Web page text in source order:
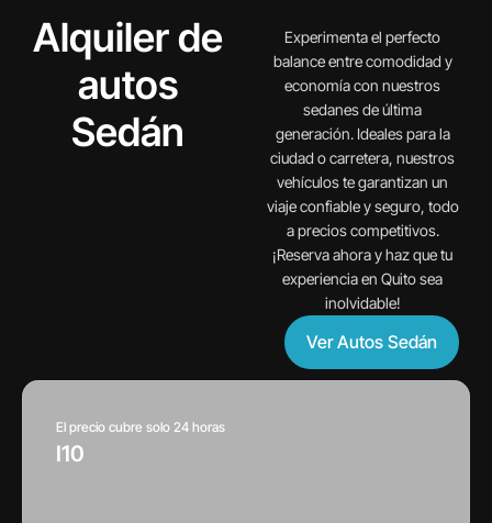
Alquiler de
autos
Sedán
Experimenta el perfecto
balance entre comodidad y
economía con nuestros
sedanes de última
generación. Ideales para la
ciudad o carretera, nuestros
vehículos te garantizan un
viaje confiable y seguro, todo
a precios competitivos.
¡Reserva ahora y haz que tu
experiencia en Quito sea
inolvidable!
Ver Autos Sedán
El precio cubre solo 24 horas
I10